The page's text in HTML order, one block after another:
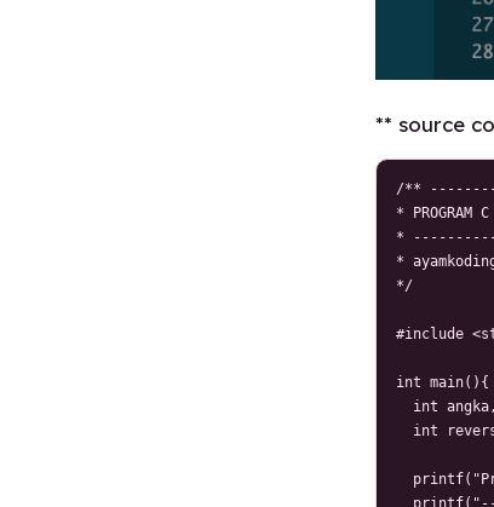
** source
/**
* PROGRAM
*
*
*/
#include
int main(){
int
int